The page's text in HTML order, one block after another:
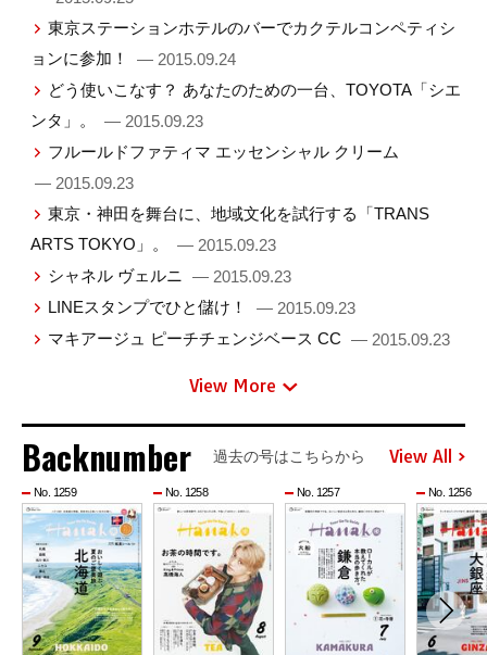
東京ステーションホテルのバーでカクテルコンペティシ
ョンに参加！
— 2015.09.24
どう使いこなす？ あなたのための一台、TOYOTA「シエ
ンタ」。
— 2015.09.23
フルールドファティマ エッセンシャル クリーム
— 2015.09.23
東京・神田を舞台に、地域文化を試行する「TRANS
ARTS TOKYO」。
— 2015.09.23
シャネル ヴェルニ — 2015.09.23
LINEスタンプでひと儲け！
— 2015.09.23
マキアージュ ピーチチェンジベース CC — 2015.09.23
View More
Backnumber 過去の号はこちらから View All
No. 1259 No. 1258 No. 1257 No. 1256